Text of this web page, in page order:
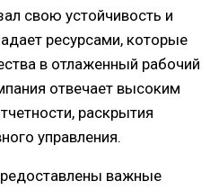
свою устойчивость и
ресурсами, которые
в отлаженный рабочий
отвечает высоким
раскрытия
управления.
важные